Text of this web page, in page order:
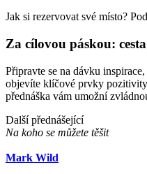
Jak si rezervovat své místo?
Za cílovou páskou:
Připravte se na dávku
objevíte klíčové prvky
přednáška vám umožní
Další přednášející
Na koho se můžete těšit
Mark Wild